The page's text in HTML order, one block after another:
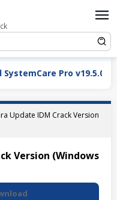
Pro v19.5.0.227 Full
Update IDM Crack Version
Version (Windows